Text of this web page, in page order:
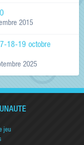
2015
18-19 octobre
2025
jeu